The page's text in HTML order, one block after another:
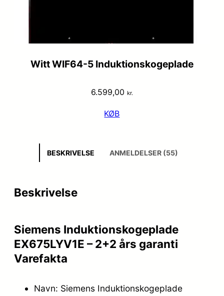
Witt WIF64-5 Induktionskogeplade
6.599,00 kr.
KØB
BESKRIVELSE ANMELDELSER (55)
Beskrivelse
Siemens Induktionskogeplade
EX675LYV1E – 2+2 års garanti
Varefakta
Navn: Siemens Induktionskogeplade